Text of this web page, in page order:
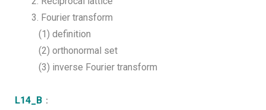
3. Fourier transform
(1) definition
(2) orthonormal set
(3) inverse Fourier transform
L14_B ：